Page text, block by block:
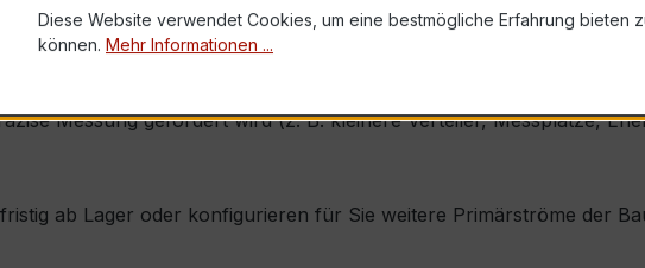
min
durch seine sehr kompakte Bauform, hohe Zuverlässigkeit und
Messung gefordert wird (z. B. kleinere Verteiler, Messplätze,
ab Lager oder konfigurieren für Sie weitere Primärströme der
Diese Website verwendet Cookies, um eine bestmögliche Erfahrung bieten
können. Mehr Informationen ...